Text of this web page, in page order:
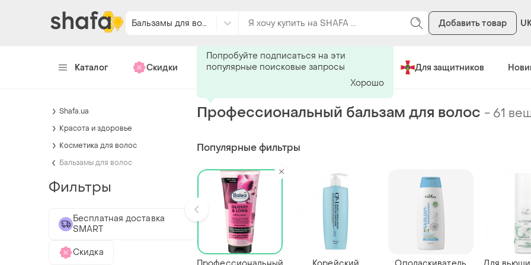
Бальзамы для волос Добавить товар
Каталог Скидки Хендмейд Сделано в Украине Для защитников
Профессиональный бальзам для волос - 61
Популярные фильтры
Попробуйте подписаться на эти
популярные поисковые запросы
Хорошо
Shafa.ua
Красота и здоровье
Косметика для волос
Бальзамы для волос
Фильтры
Бесплатная доставка
SMART
Скидка